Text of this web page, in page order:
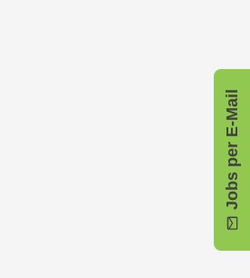
Jobs per E-Mail